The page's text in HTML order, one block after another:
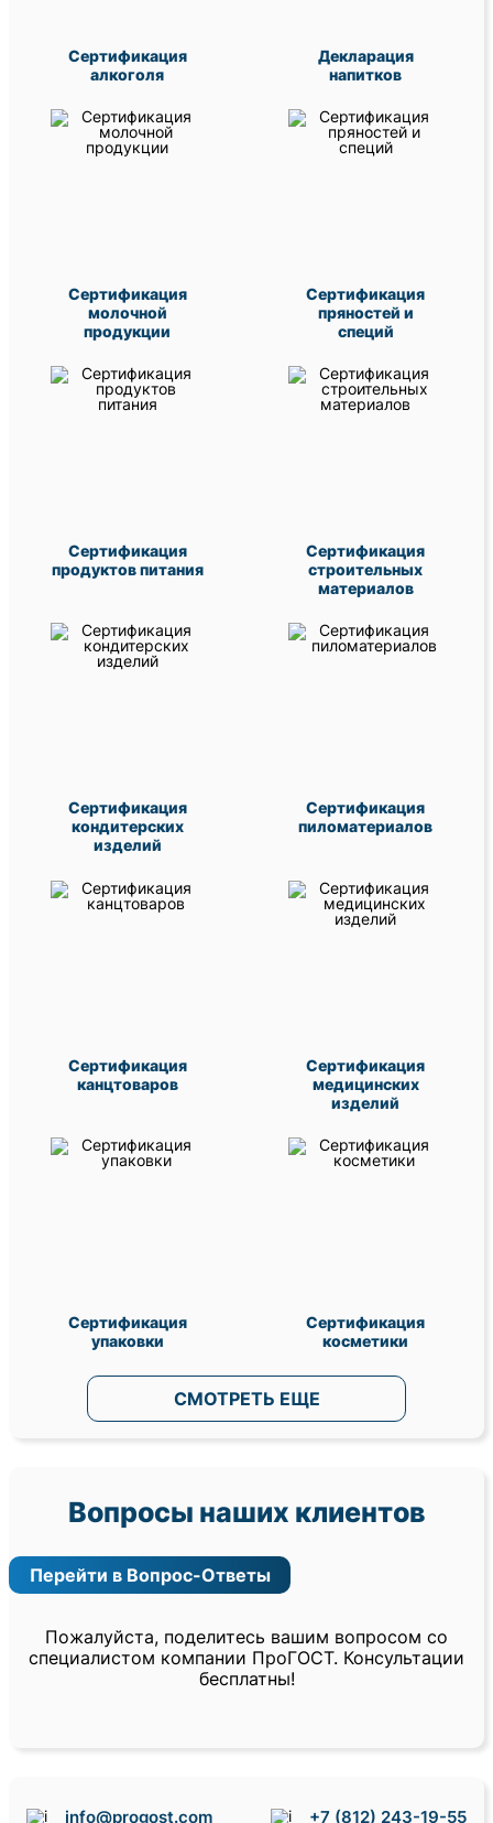
Сертификация
алкоголя
Декларация
напитков
Сертификация
молочной
продукции
Сертификация
пряностей и
специй
Сертификация
продуктов питания
Сертификация
строительных
материалов
Сертификация
кондитерских
изделий
Сертификация
пиломатериалов
Сертификация
канцтоваров
Сертификация
медицинских
изделий
Сертификация
упаковки
Сертификация
косметики
СМОТРЕТЬ ЕЩЕ
Вопросы наших клиентов
Перейти в Вопрос-Ответы
Пожалуйста, поделитесь вашим вопросом со
специалистом компании ПроГОСТ. Консультации
бесплатны!
info@progost.com +7 (812) 243-19-55